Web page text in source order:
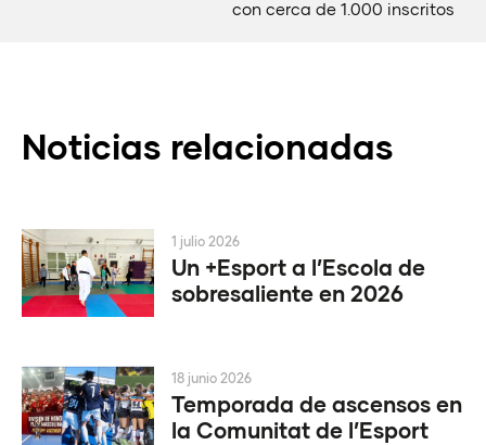
con cerca de 1.000 inscritos
Noticias relacionadas
Un +Esport a l’Escola de
sobresaliente en 2026
1 julio 2026
Temporada de ascensos en
la Comunitat de l’Esport
18 junio 2026